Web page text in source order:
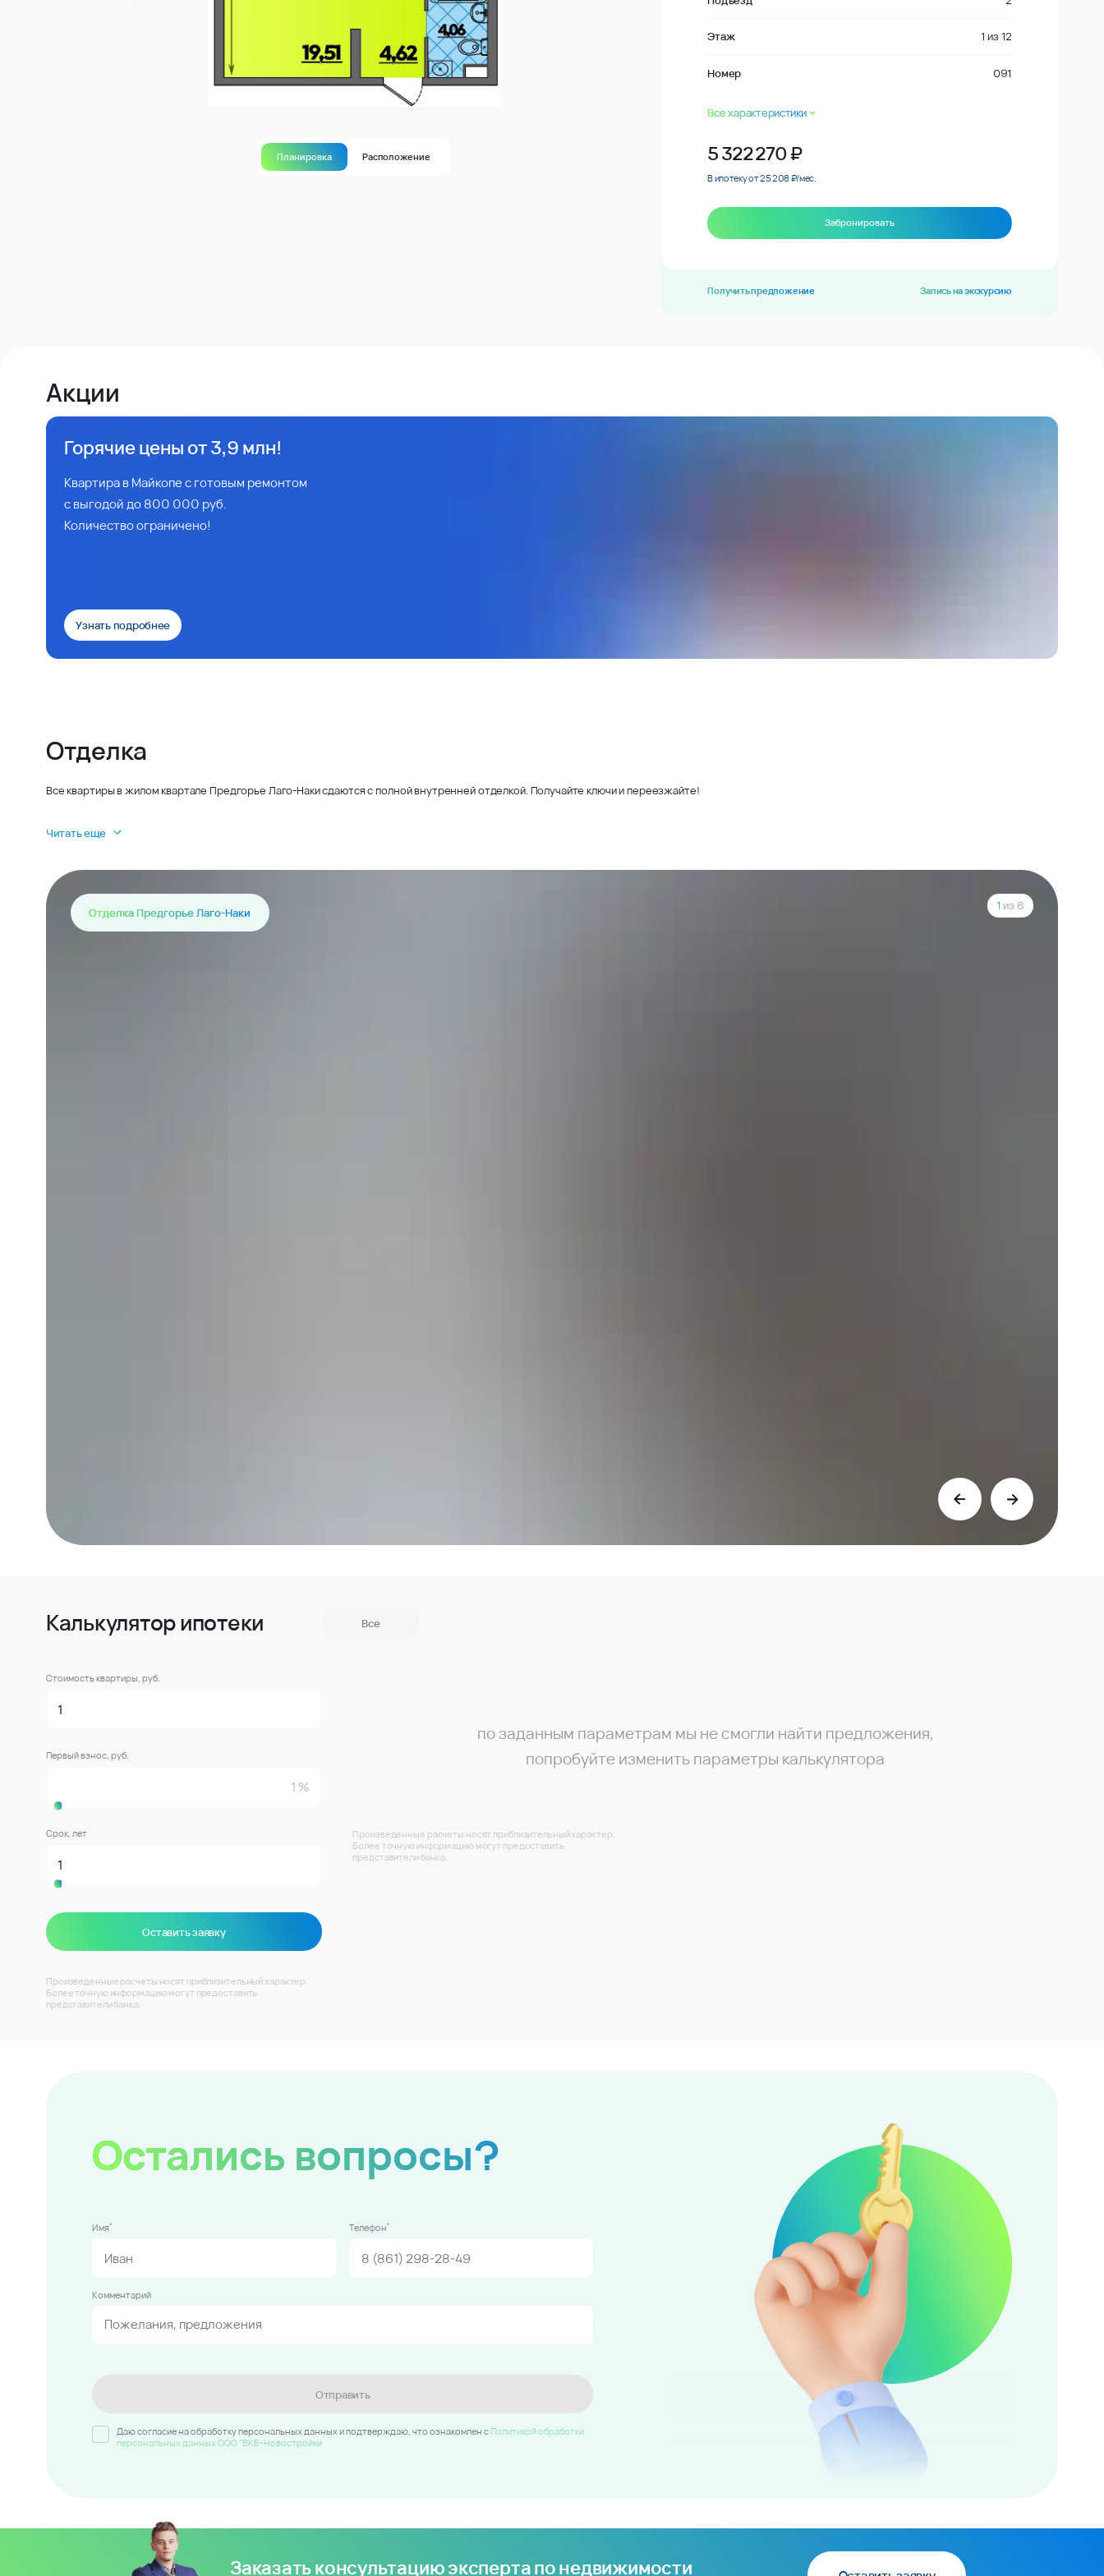
Планировка Расположение
Этаж 1 из 12
Номер 091
Все характеристики
5 322 270₽
В ипотеку от 25 208 ₽/мес.
Забронировать
Получить предложение Запись на экскурсию
Акции
Горячие цены от 3,9 млн!
Квартира в Майкопе с готовым ремонтом
с выгодой до 800 000 руб.
Количество ограничено!
Узнать подробнее
Отделка
Все квартиры в жилом квартале Предгорье Лаго-Наки сдаются с полной внутренней отделкой. Получайте ключи и переезжайте!
Читать еще
Отделка Предгорье Лаго-Наки
1 из 6
Калькулятор ипотеки Все
Стоимость квартиры, руб.
Первый взнос, руб.
Срок, лет
Оставить заявку
Произведенные расчеты носят приблизительный характер.
Более точную информацию могут предоставить
представители банка.
по заданным параметрам мы не смогли найти предложения,
попробуйте изменить параметры калькулятора
Произведенные расчеты носят приблизительный характер.
Более точную информацию могут предоставить
представители банка.
Остались вопросы?
Имя* Телефон*
Комментарий
Отправить
Даю согласие на обработку персональных данных и подтверждаю, что ознакомлен c Политикой обработки
персональных данных ООО "ВКБ-Новостройки
Заказать консультацию эксперта по недвижимости